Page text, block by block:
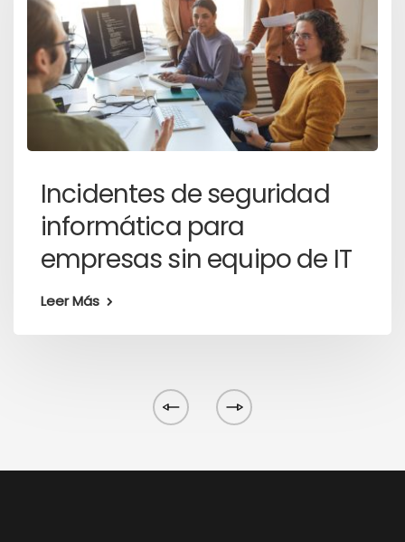
Incidentes de seguridad
informática para
empresas sin equipo de IT
Leer Más